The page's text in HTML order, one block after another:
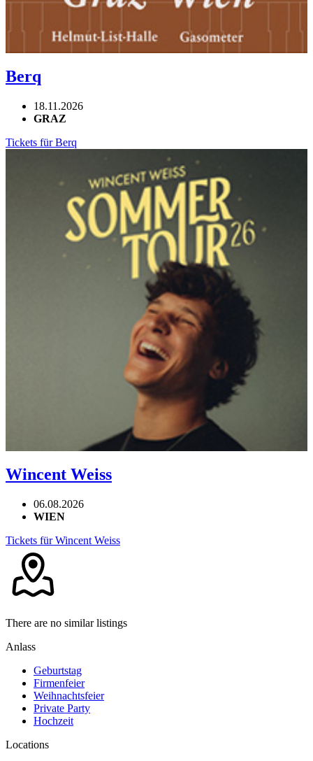
Berq
18.11.2026
GRAZ
Tickets für Berq
Wincent Weiss
06.08.2026
WIEN
Tickets für Wincent Weiss
There are no similar listings
Anlass
Geburtstag
Firmenfeier
Weihnachtsfeier
Private Party
Hochzeit
Locations